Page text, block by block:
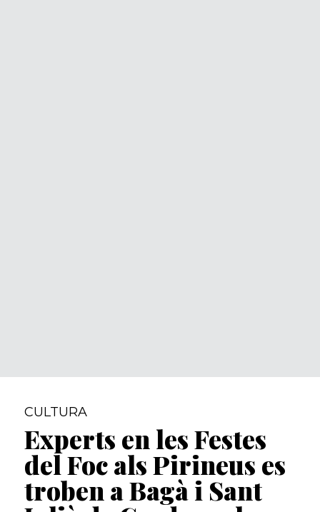
CULTURA
Experts en les Festes
del Foc als Pirineus es
troben a Bagà i Sant